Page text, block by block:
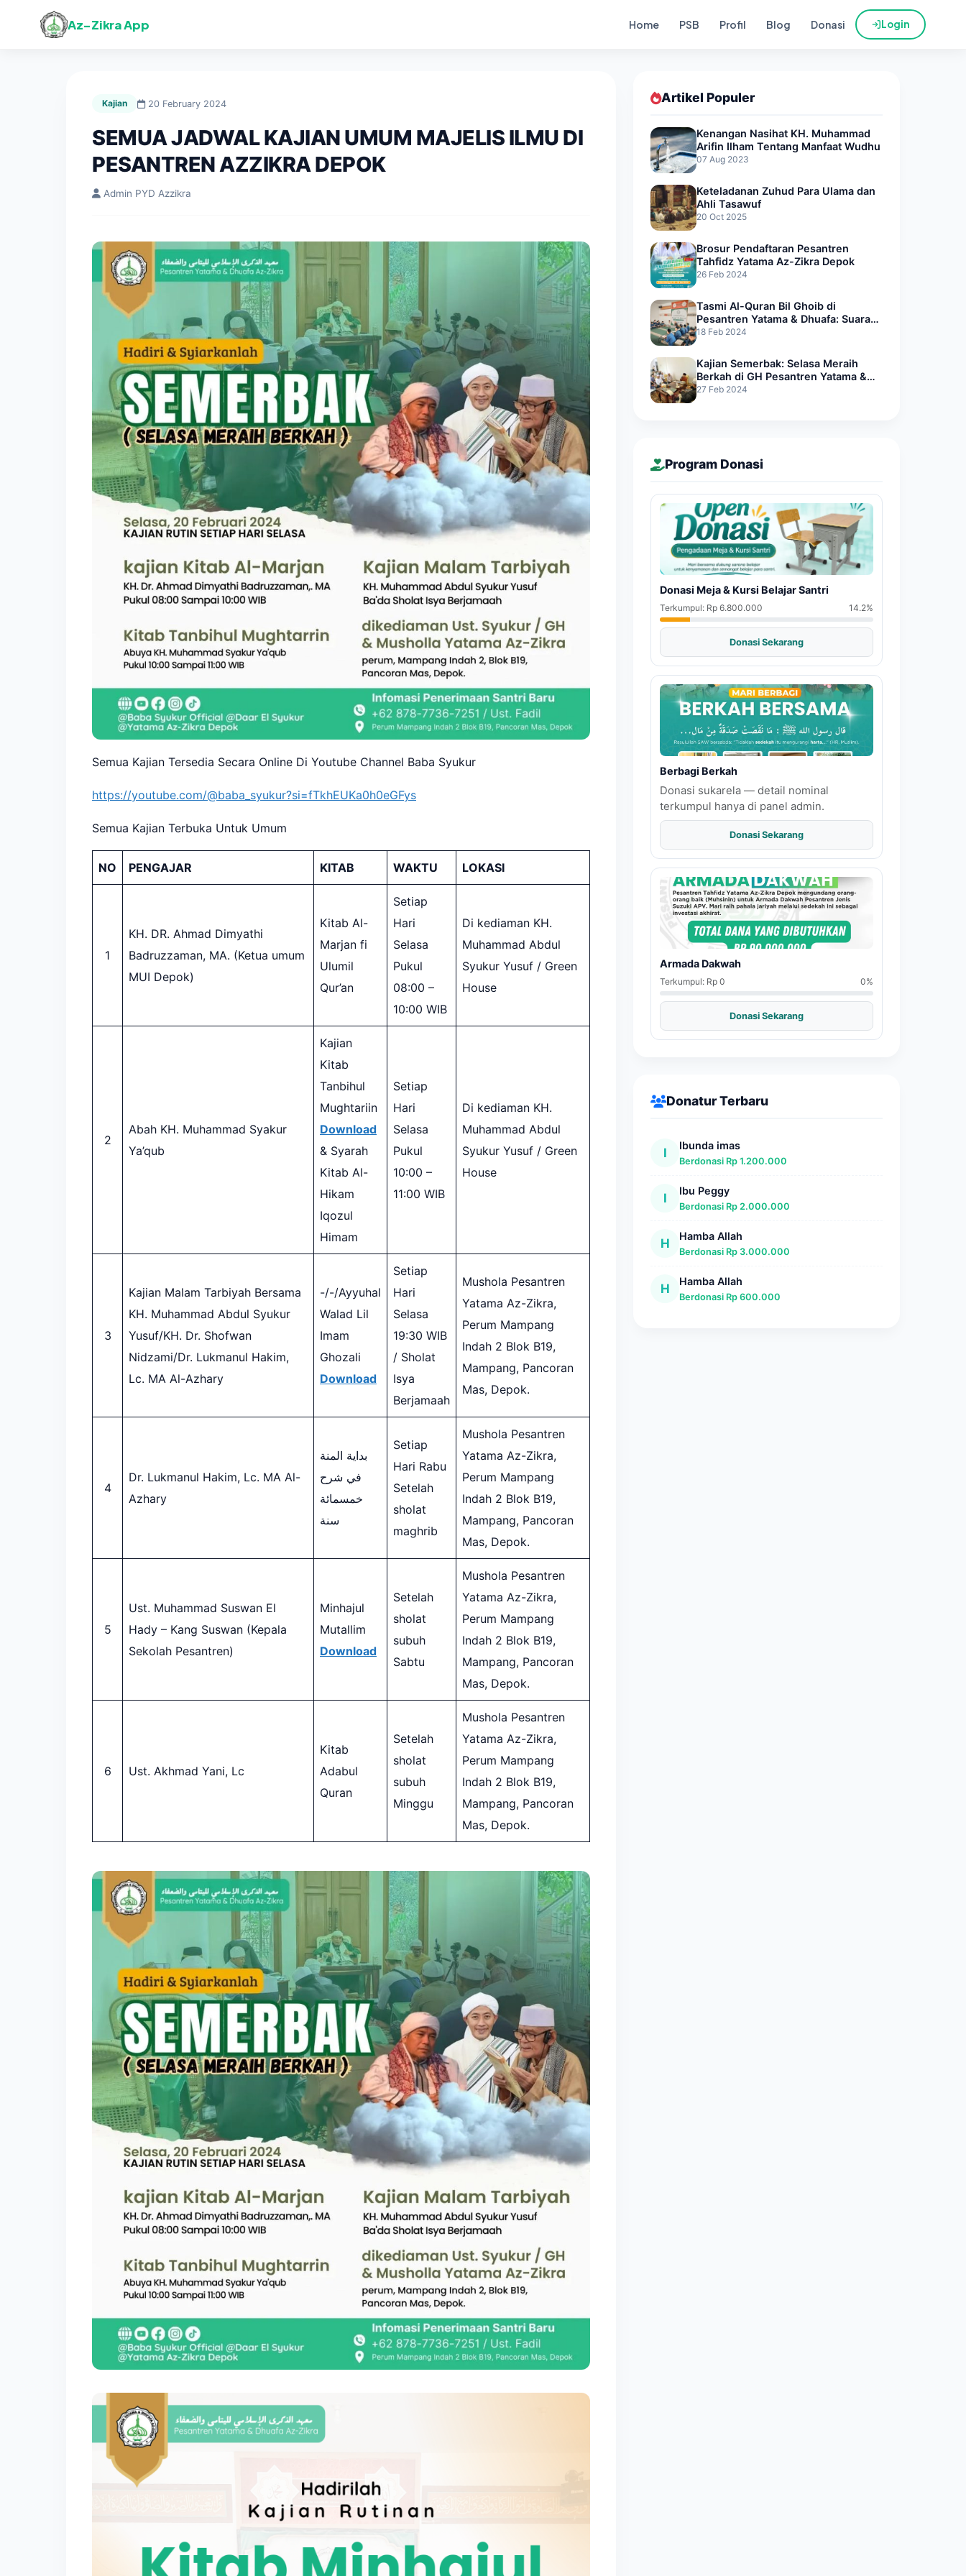
Az-Zikra App Home PSB Profil Blog Donasi Login
Kajian 20 February 2024
SEMUA JADWAL KAJIAN UMUM MAJELIS ILMU DI
PESANTREN AZZIKRA DEPOK
Admin PYD Azzikra
Semua Kajian Tersedia Secara Online Di Youtube Channel Baba Syukur
https://youtube.com/@baba_syukur?si=fTkhEUKa0h0eGFys
Semua Kajian Terbuka Untuk Umum
NO PENGAJAR KITAB WAKTU LOKASI
1
KH. DR. Ahmad Dimyathi
Badruzzaman, MA. (Ketua umum
MUI Depok)
Kitab Al-
Marjan fi
Ulumil
Qur’an
Setiap
Hari
Selasa
Pukul
08:00 –
10:00 WIB
Di kediaman KH.
Muhammad Abdul
Syukur Yusuf / Green
House
2
Abah KH. Muhammad Syakur
Ya’qub
Kajian
Kitab
Tanbihul
Mughtariin
Download
& Syarah
Kitab Al-
Hikam
Iqozul
Himam
Setiap
Hari
Selasa
Pukul
10:00 –
11:00 WIB
Di kediaman KH.
Muhammad Abdul
Syukur Yusuf / Green
House
3
Kajian Malam Tarbiyah Bersama
KH. Muhammad Abdul Syukur
Yusuf/KH. Dr. Shofwan
Nidzami/Dr. Lukmanul Hakim,
Lc. MA Al-Azhary
-/-/Ayyuhal
Walad Lil
Imam
Ghozali
Download
Setiap
Hari
Selasa
19:30 WIB
/ Sholat
Isya
Berjamaah
Mushola Pesantren
Yatama Az-Zikra,
Perum Mampang
Indah 2 Blok B19,
Mampang, Pancoran
Mas, Depok.
4
Dr. Lukmanul Hakim, Lc. MA Al-
Azhary
بداية المنة
في شرح
خمسمائة
سنة
Setiap
Hari Rabu
Setelah
sholat
maghrib
Mushola Pesantren
Yatama Az-Zikra,
Perum Mampang
Indah 2 Blok B19,
Mampang, Pancoran
Mas, Depok.
5
Ust. Muhammad Suswan El
Hady – Kang Suswan (Kepala
Sekolah Pesantren)
Minhajul
Mutallim
Download
Setelah
sholat
subuh
Sabtu
Mushola Pesantren
Yatama Az-Zikra,
Perum Mampang
Indah 2 Blok B19,
Mampang, Pancoran
Mas, Depok.
6 Ust. Akhmad Yani, Lc
Kitab
Adabul
Quran
Setelah
sholat
subuh
Minggu
Mushola Pesantren
Yatama Az-Zikra,
Perum Mampang
Indah 2 Blok B19,
Mampang, Pancoran
Mas, Depok.
Artikel Populer
Kenangan Nasihat KH. Muhammad
Arifin Ilham Tentang Manfaat Wudhu
07 Aug 2023
Keteladanan Zuhud Para Ulama dan
Ahli Tasawuf
20 Oct 2025
Brosur Pendaftaran Pesantren
Tahfidz Yatama Az-Zikra Depok
26 Feb 2024
Tasmi Al-Quran Bil Ghoib di
Pesantren Yatama & Dhuafa: Suara
yang Merdu dari Hati Penghafal
18 Feb 2024
Kajian Semerbak: Selasa Meraih
Berkah di GH Pesantren Yatama &
Dhuafa Azzikra
27 Feb 2024
Program Donasi
Donasi Meja & Kursi Belajar Santri
Terkumpul: Rp 6.800.000 14.2%
Donasi Sekarang
Berbagi Berkah
Donasi sukarela — detail nominal
terkumpul hanya di panel admin.
Donasi Sekarang
Armada Dakwah
Terkumpul: Rp 0 0%
Donasi Sekarang
Donatur Terbaru
I Ibunda imas
Berdonasi Rp 1.200.000
I Ibu Peggy
Berdonasi Rp 2.000.000
H Hamba Allah
Berdonasi Rp 3.000.000
H Hamba Allah
Berdonasi Rp 600.000